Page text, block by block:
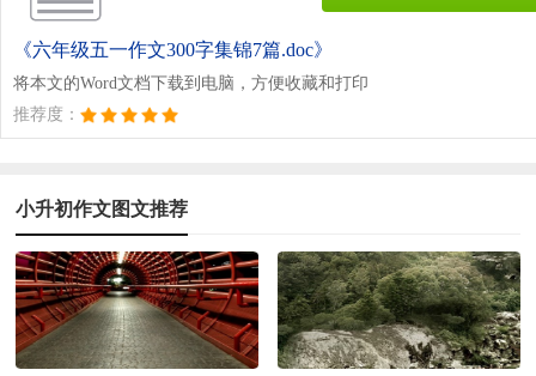
《六年级五一作文300字集锦7篇.doc》
将本文的Word文档下载到电脑，方便收藏和打印
推荐度：
小升初作文图文推荐